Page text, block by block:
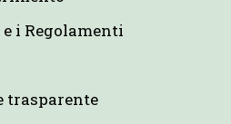
i Regolamenti
trasparente